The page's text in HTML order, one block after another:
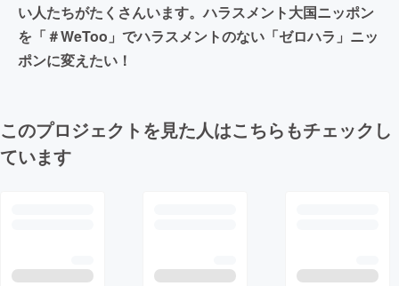
い人たちがたくさんいます。ハラスメント大国ニッポン
を「＃WeToo」でハラスメントのない「ゼロハラ」ニッ
ポンに変えたい！
このプロジェクトを見た人はこちらもチェックし
ています